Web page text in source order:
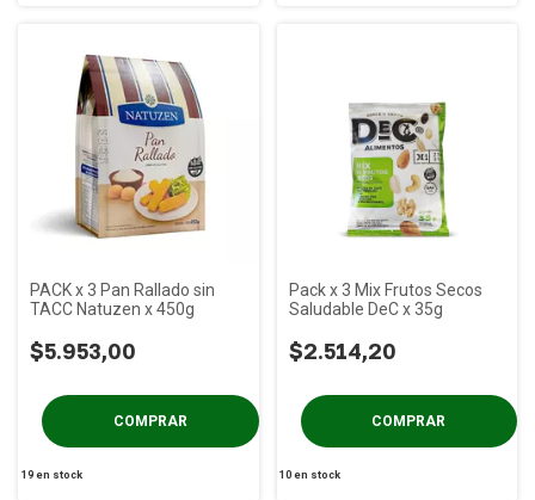
PACK x 3 Pan Rallado sin
TACC Natuzen x 450g
$5.953,00
19en stock
Pack x 3 Mix Frutos Secos
Saludable DeC x 35g
$2.514,20
10 en stock